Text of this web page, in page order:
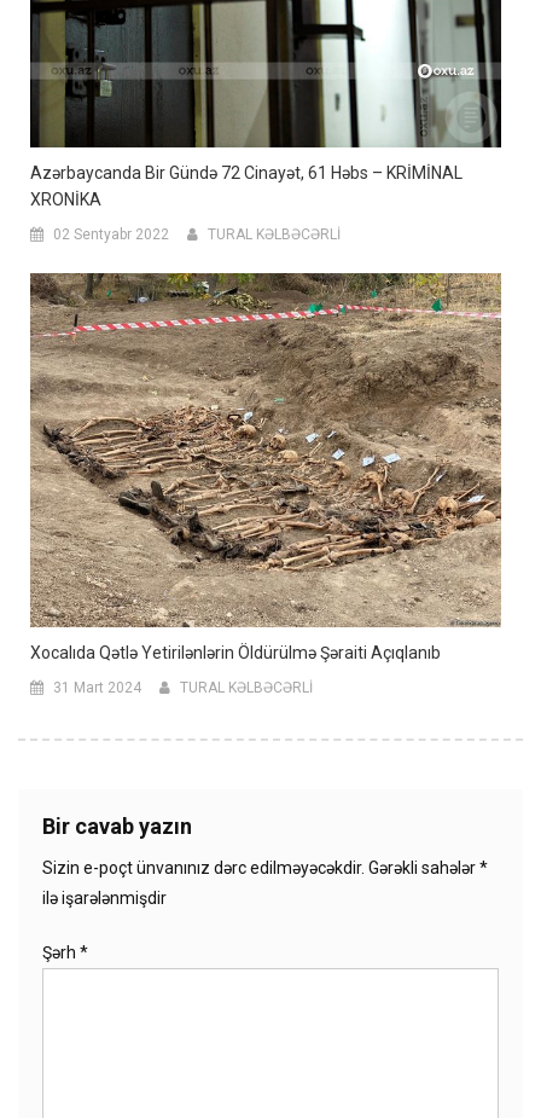
Azərbaycanda Bir Gündə 72 Cinayət, 61 Həbs – KRİMİNAL
XRONİKA
02 Sentyabr 2022 TURAL KƏLBƏCƏRLİ
Xocalıda Qətlə Yetirilənlərin Öldürülmə Şəraiti Açıqlanıb
31 Mart 2024 TURAL KƏLBƏCƏRLİ
Bir cavab yazın
Sizin e-poçt ünvanınız dərc edilməyəcəkdir. Gərəkli sahələr*
ilə işarələnmişdir
Şərh *